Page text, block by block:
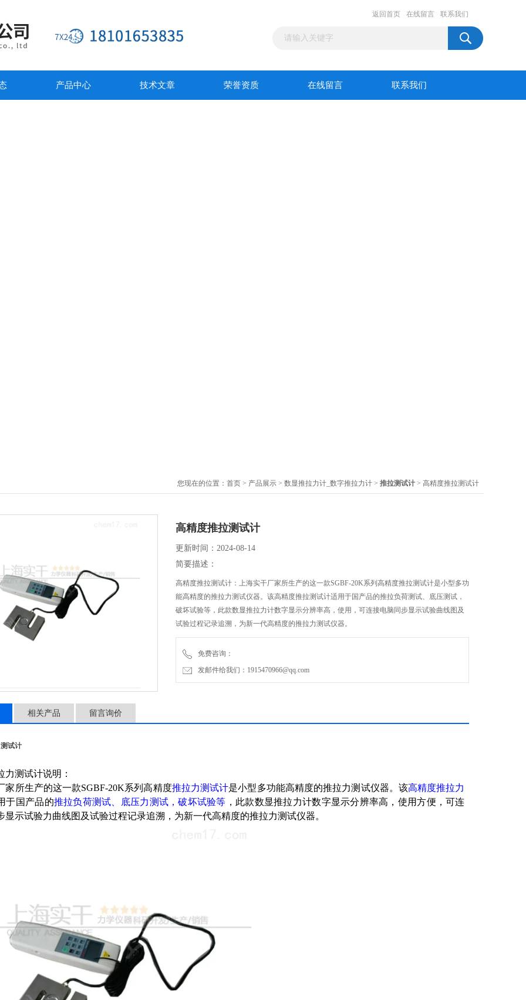
返回首页 在线留言 联系我们
产品中心 技术文章 荣誉资质 在线留言 联系我们
您现在的位置： 首页 > 产品展示 > 数显推拉力计_数字推拉力计 > 推拉测试计 > 高精度推拉测试计
高精度推拉测试计
更新时间：2024-08-14
简要描述：
高精度推拉测试计：上海实干厂家所生产的这一款SGBF-20K系列高精度推拉测试计是小型多功
能高精度的推拉力测试仪器。该高精度推拉测试计适用于国产品的推拉负荷测试、底压测试，
破坏试验等，此款数显推拉力计数字显示分辨率高，使用，可连接电脑同步显示试验曲线图及
试验过程记录追溯，为新一代高精度的推拉力测试仪器。
免费咨询：
发邮件给我们：1915470966@qq.com
相关产品 留言询价
试计
力测试计说明：
家所生产的这一款SGBF-20K系列高精度推拉力测试计是小型多功能高精度的推拉力测试仪器。该高精度推拉力
于国产品的推拉负荷测试、底压力测试，破坏试验等 ，此款数显推拉力计数字显示分辨率高，使用方便，可连
显示试验力曲线图及试验过程记录追溯，为新一代高精度的推拉力测试仪器。